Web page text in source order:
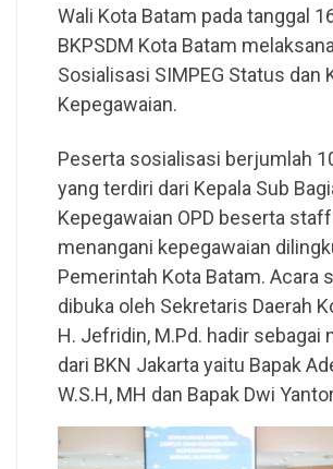
Wali Kota Batam pada tanggal
BKPSDM Kota Batam
Sosialisasi SIMPEG Status dan
Kepegawaian.
Peserta sosialisasi berjumlah
yang terdiri dari Kepala Sub
Kepegawaian OPD beserta
menangani kepegawaian
Pemerintah Kota Batam. Acara
dibuka oleh Sekretaris Daerah
H. Jefridin, M.Pd. hadir sebagai
dari BKN Jakarta yaitu Bapak
W.S.H, MH dan Bapak Dwi